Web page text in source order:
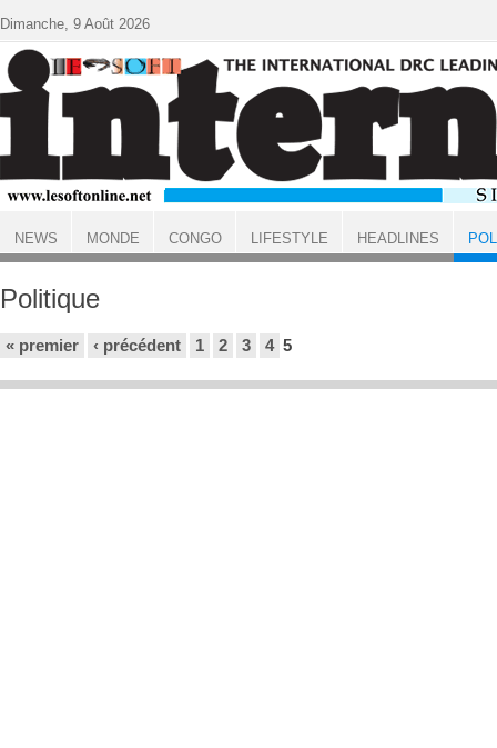
ACCUEIL
Politique
« premier ‹ précédent 1 2 3 4 5
Dimanche, 9 Août 2026
NEWS MONDE CONGO LIFESTYLE HEADLINES